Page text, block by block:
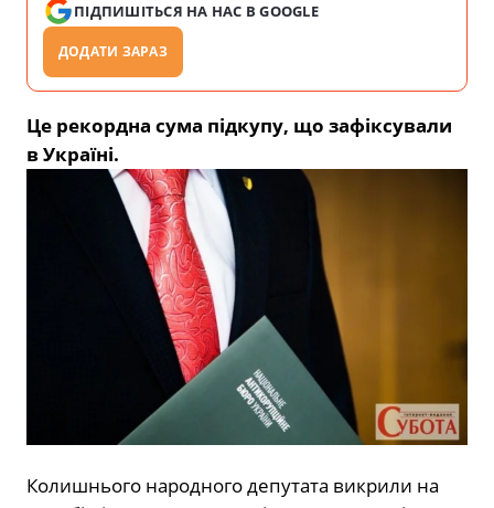
ПІДПИШІТЬСЯ НА НАС В GOOGLE
ДОДАТИ ЗАРАЗ
Це рекордна сума підкупу, що зафіксували
в Україні.
Колишнього народного депутата викрили на